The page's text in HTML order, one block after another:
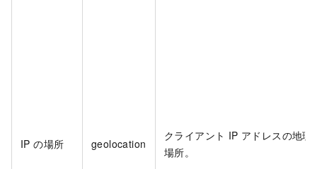
IP の場所 geolocation
クライアント IP アドレスの地理
場所。